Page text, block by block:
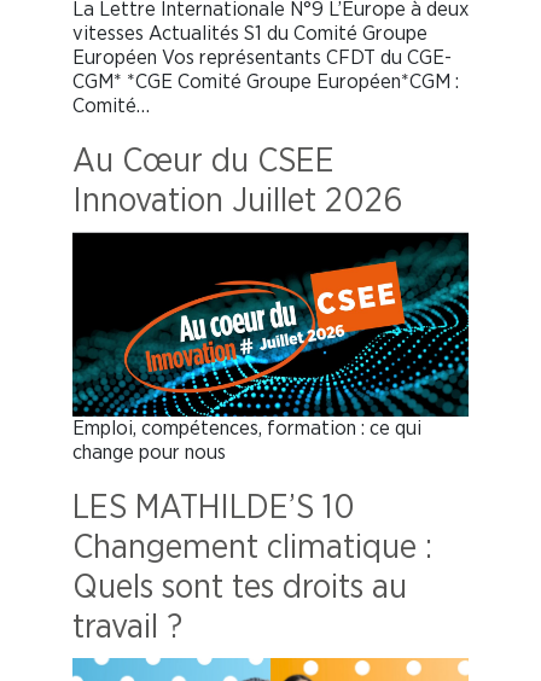
La Lettre Internationale N°9 L’Europe à deux
vitesses Actualités S1 du Comité Groupe
Européen Vos représentants CFDT du CGE-
CGM* *CGE Comité Groupe Européen*CGM :
Comité…
Au Cœur du CSEE
Innovation Juillet 2026
Emploi, compétences, formation : ce qui
change pour nous
LES MATHILDE’S 10
Changement climatique :
Quels sont tes droits au
travail ?